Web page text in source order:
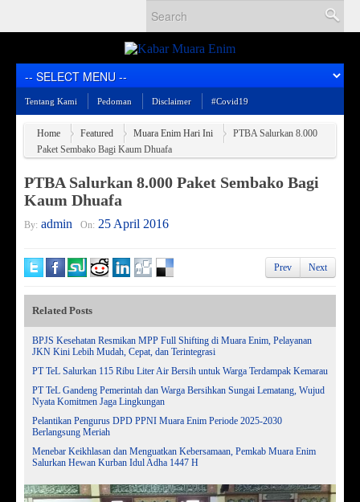
Tentang Kami Pedoman Disclaimer #Covid19
Home Featured Muara Enim Hari Ini
PTBA Salurkan 8.000
Paket Sembako Bagi Kaum Dhuafa
PTBA Salurkan 8.000 Paket Sembako Bagi
Kaum Dhuafa
By: admin On: 25 April 2016
Prev Next
Related Posts
BPJS Kesehatan Resmikan MPP Full Shifting di Muara Enim, Pelayanan
JKN Kini Lebih Mudah, Cepat, dan Terintegrasi
PT TeL Salurkan 115 Ribu Liter Air Bersih untuk Warga Terdampak Kemarau
PT TeL Gandeng Pemerintah dan Warga Bersihkan Sungai Lematang, Wujud
Nyata Komitmen Jaga Lingkungan
Pelantikan Pengurus DPD PPNI Muara Enim Periode 2025-2030
Berlangsung Meriah
Menebar Keikhlasan dan Menguatkan Kebersamaan, Pemkab Muara Enim
Salurkan Hewan Kurban Idul Adha 1447 H